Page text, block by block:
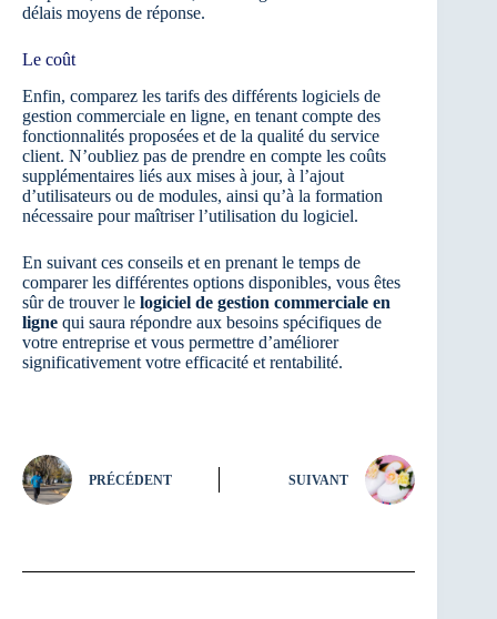
délais moyens de réponse.
Le coût
Enfin, comparez les tarifs des différents logiciels de
gestion commerciale en ligne, en tenant compte des
fonctionnalités proposées et de la qualité du service
client. N’oubliez pas de prendre en compte les coûts
supplémentaires liés aux mises à jour, à l’ajout
d’utilisateurs ou de modules, ainsi qu’à la formation
nécessaire pour maîtriser l’utilisation du logiciel.
En suivant ces conseils et en prenant le temps de
comparer les différentes options disponibles, vous êtes
sûr de trouver le logiciel de gestion commerciale en
ligne qui saura répondre aux besoins spécifiques de
votre entreprise et vous permettre d’améliorer
significativement votre efficacité et rentabilité.
PRÉCÉDENT SUIVANT